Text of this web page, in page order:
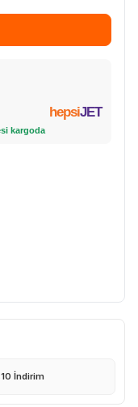
kargoda
hepsiJET
İndirim